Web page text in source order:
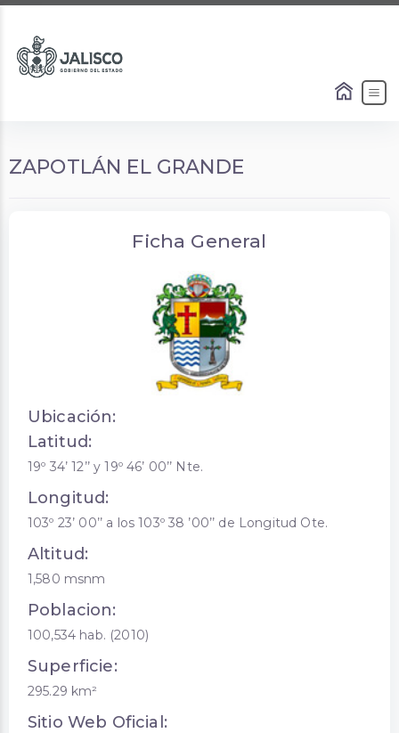
ZAPOTLÁN EL GRANDE
Ficha General
Ubicación:
Latitud:
19º 34’ 12’’ y 19º 46’ 00’’ Nte.
Longitud:
103º 23’ 00’’ a los 103º 38 ’00’’ de Longitud Ote.
Altitud:
1,580 msnm
Poblacion:
100,534 hab. (2010)
Superficie:
295.29 km²
Sitio Web Oficial: